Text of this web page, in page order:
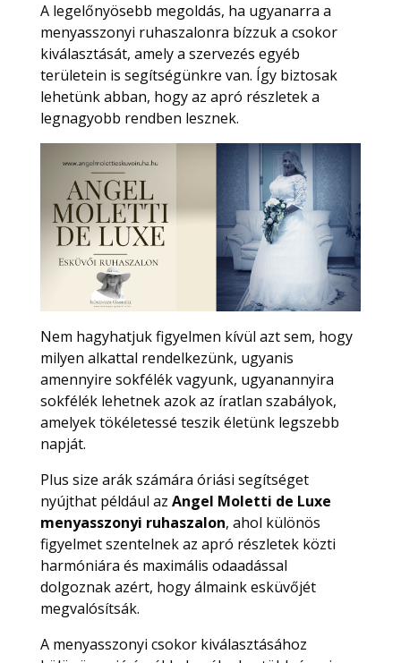
A legelőnyösebb megoldás, ha ugyanarra a
menyasszonyi ruhaszalonra bízzuk a csokor
kiválasztását, amely a szervezés egyéb
területein is segítségünkre van. Így biztosak
lehetünk abban, hogy az apró részletek a
legnagyobb rendben lesznek.
Nem hagyhatjuk figyelmen kívül azt sem, hogy
milyen alkattal rendelkezünk, ugyanis
amennyire sokfélék vagyunk, ugyanannyira
sokfélék lehetnek azok az íratlan szabályok,
amelyek tökéletessé teszik életünk legszebb
napját.
Plus size arák számára óriási segítséget
nyújthat például az Angel Moletti de Luxe
menyasszonyi ruhaszalon, ahol különös
figyelmet szentelnek az apró részletek közti
harmóniára és maximális odaadással
dolgoznak azért, hogy álmaink esküvőjét
megvalósítsák.
A menyasszonyi csokor kiválasztásához